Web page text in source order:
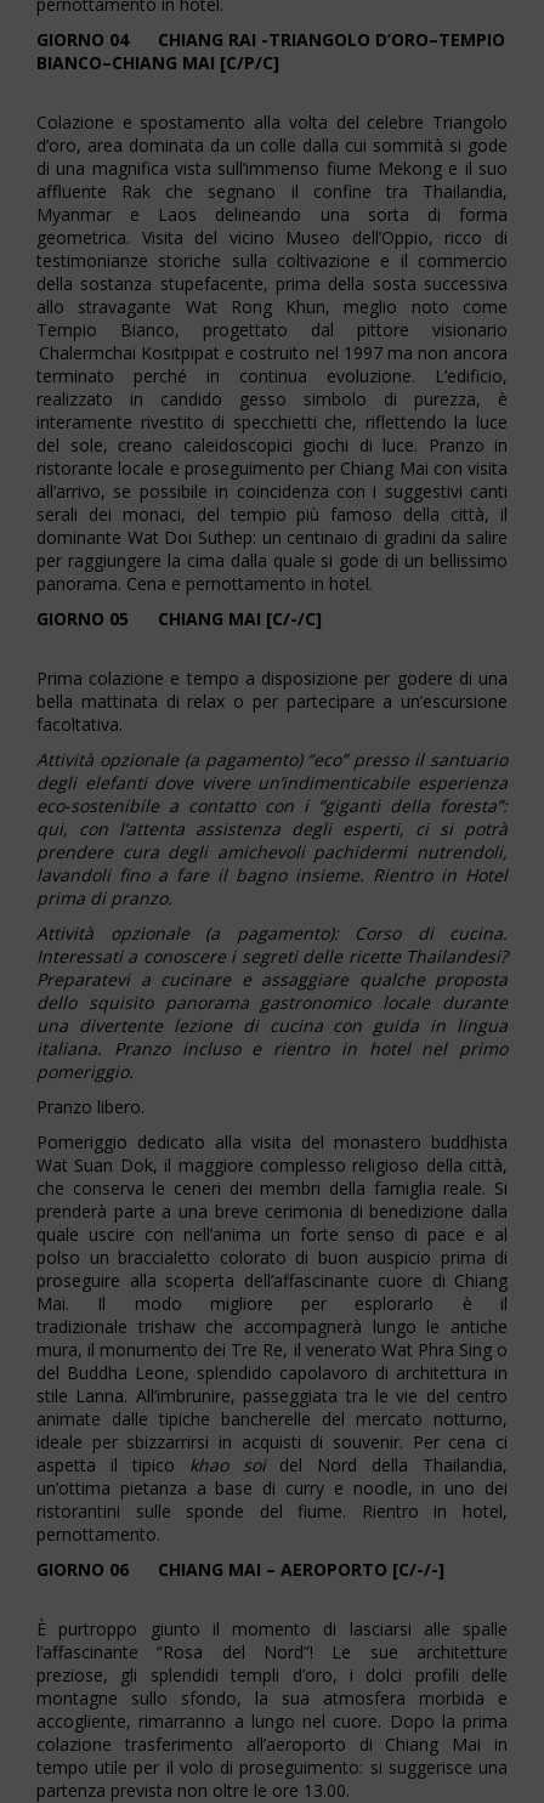
GIORNO 04 CHIANG RAI -TRIANGOLO D’ORO–TEMPIO
BIANCO–CHIANG MAI [C/P/C]
Colazione e spostamento alla volta del celebre Triangolo
d’oro, area dominata da un colle dalla cui sommità si gode
di una magnifica vista sull’immenso fiume Mekong e il suo
affluente Rak che segnano il confine tra Thailandia,
Myanmar e Laos delineando una sorta di forma
geometrica. Visita del vicino Museo dell’Oppio, ricco di
testimonianze storiche sulla coltivazione e il commercio
della sostanza stupefacente, prima della sosta successiva
allo stravagante Wat Rong Khun, meglio noto come
Tempio Bianco, progettato dal pittore visionario
Chalermchai Kositpipat e costruito nel 1997 ma non ancora
terminato perché in continua evoluzione. L’edificio,
realizzato in candido gesso simbolo di purezza, è
interamente rivestito di specchietti che, riflettendo la luce
del sole, creano caleidoscopici giochi di luce. Pranzo in
ristorante locale e proseguimento per Chiang Mai con visita
all’arrivo, se possibile in coincidenza con i suggestivi canti
serali dei monaci, del tempio più famoso della città, il
dominante Wat Doi Suthep: un centinaio di gradini da salire
per raggiungere la cima dalla quale si gode di un bellissimo
panorama. Cena e pernottamento in hotel.
GIORNO 05 CHIANG MAI [C/-/C]
Prima colazione e tempo a disposizione per godere di una
bella mattinata di relax o per partecipare a un’escursione
facoltativa.
Attività opzionale (a pagamento) “eco” presso il santuario
degli elefanti dove vivere un’indimenticabile esperienza
eco-sostenibile a contatto con i “giganti della foresta”:
qui, con l’attenta assistenza degli esperti, ci si potrà
prendere cura degli amichevoli pachidermi nutrendoli,
lavandoli fino a fare il bagno insieme. Rientro in Hotel
prima di pranzo.
Attività opzionale (a pagamento): Corso di cucina.
Interessati a conoscere i segreti delle ricette Thailandesi?
Preparatevi a cucinare e assaggiare qualche proposta
dello squisito panorama gastronomico locale durante
una divertente lezione di cucina con guida in lingua
italiana. Pranzo incluso e rientro in hotel nel primo
pomeriggio.
Pranzo libero.
Pomeriggio dedicato alla visita del monastero buddhista
Wat Suan Dok, il maggiore complesso religioso della città,
che conserva le ceneri dei membri della famiglia reale. Si
prenderà parte a una breve cerimonia di benedizione dalla
quale uscire con nell’anima un forte senso di pace e al
polso un braccialetto colorato di buon auspicio prima di
proseguire alla scoperta dell’affascinante cuore di Chiang
Mai. Il modo migliore per esplorarlo è il
tradizionale trishaw che accompagnerà lungo le antiche
mura, il monumento dei Tre Re, il venerato Wat Phra Sing o
del Buddha Leone, splendido capolavoro di architettura in
stile Lanna. All’imbrunire, passeggiata tra le vie del centro
animate dalle tipiche bancherelle del mercato notturno,
ideale per sbizzarrirsi in acquisti di souvenir. Per cena ci
aspetta il tipico khao soidel Nord della Thailandia,
un’ottima pietanza a base di curry e noodle, in uno dei
ristorantini sulle sponde del fiume. Rientro in hotel,
pernottamento.
GIORNO 06 CHIANG MAI – AEROPORTO [C/-/-]
È purtroppo giunto il momento di lasciarsi alle spalle
l’affascinante “Rosa del Nord”! Le sue architetture
preziose, gli splendidi templi d’oro, i dolci profili delle
montagne sullo sfondo, la sua atmosfera morbida e
accogliente, rimarranno a lungo nel cuore. Dopo la prima
colazione trasferimento all’aeroporto di Chiang Mai in
tempo utile per il volo di proseguimento: si suggerisce una
partenza prevista non oltre le ore 13.00.